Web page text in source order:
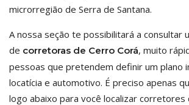
microrregião de Serra de Santana.
A nossa seção te possibilitará a consultar
de corretoras de Cerro Corá, muito
pessoas que pretendem definir um plano
locatícia e automotivo. É preciso apenas
logo abaixo para você localizar corretores